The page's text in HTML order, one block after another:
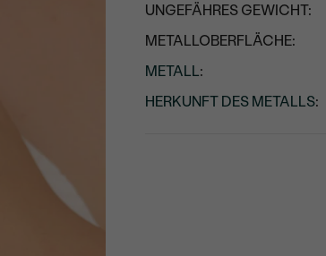
UNGEFÄHRES GEWICHT:
METALLOBERFLÄCHE:
METALL:
HERKUNFT DES METALLS: